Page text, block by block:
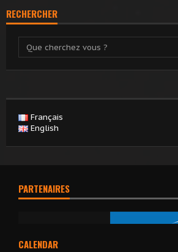
RECHERCHER
Français
English
PARTENAIRES
CALENDAR